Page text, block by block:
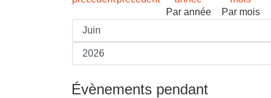
Par année Par mois
Évènements pendant